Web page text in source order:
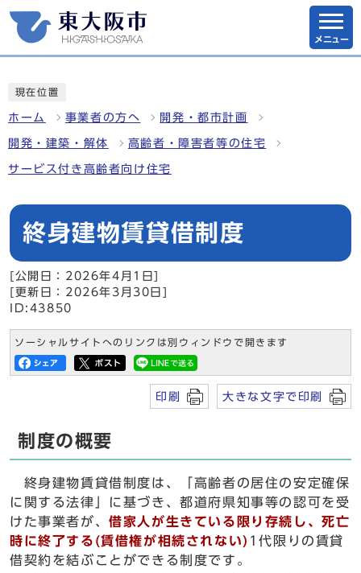
メニュー
現在位置
ホーム 事業者の方へ 開発・都市計画
開発・建築・解体 高齢者・障害者等の住宅
サービス付き高齢者向け住宅
終身建物賃貸借制度
[公開日：2026年4月1日]
[更新日：2026年3月30日]
ID:43850
ソーシャルサイトへのリンクは別ウィンドウで開きます
印刷 大きな文字で印刷
制度の概要
終身建物賃貸借制度は、「高齢者の居住の安定確保
に関する法律」に基づき、都道府県知事等の認可を受
けた事業者が、借家人が生きている限り存続し、死亡
時に終了する(賃借権が相続されない) 1代限りの賃貸
借契約を結ぶことができる制度です。